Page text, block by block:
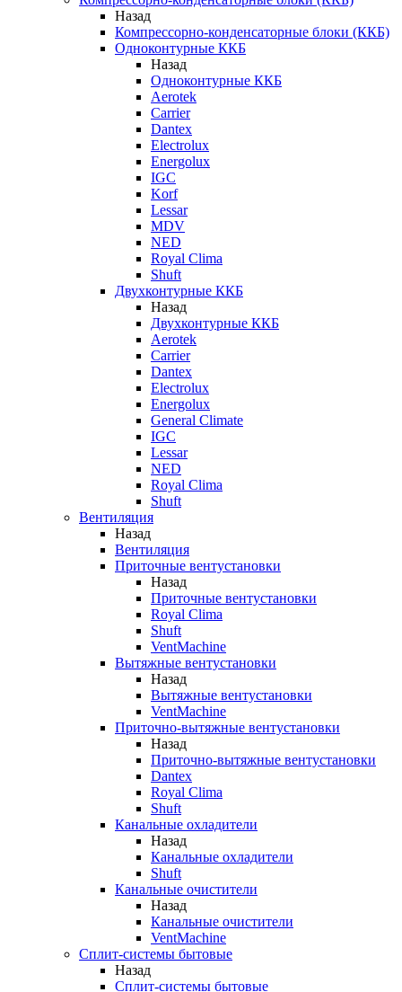
Назад
Компрессорно-конденсаторные блоки (ККБ)
Одноконтурные ККБ
Назад
Одноконтурные ККБ
Aerotek
Carrier
Dantex
Electrolux
Energolux
IGC
Korf
Lessar
MDV
NED
Royal Clima
Shuft
Двухконтурные ККБ
Назад
Двухконтурные ККБ
Aerotek
Carrier
Dantex
Electrolux
Energolux
General Climate
IGC
Lessar
NED
Royal Clima
Shuft
Вентиляция
Назад
Вентиляция
Приточные вентустановки
Назад
Приточные вентустановки
Royal Clima
Shuft
VentMachine
Вытяжные вентустановки
Назад
Вытяжные вентустановки
VentMachine
Приточно-вытяжные вентустановки
Назад
Приточно-вытяжные вентустановки
Dantex
Royal Clima
Shuft
Канальные охладители
Назад
Канальные охладители
Shuft
Канальные очистители
Назад
Канальные очистители
VentMachine
Сплит-системы бытовые
Назад
Сплит-системы бытовые